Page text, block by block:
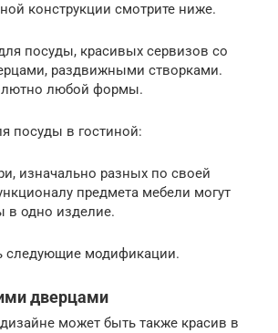
конструкции смотрите ниже.
посуды, красивых сервизов со
раздвижными створками.
любой формы.
посуды в гостиной:
изначально разных по своей
предмета мебели могут
в одно изделие.
следующие модификации.
дверцами
может быть также красив в